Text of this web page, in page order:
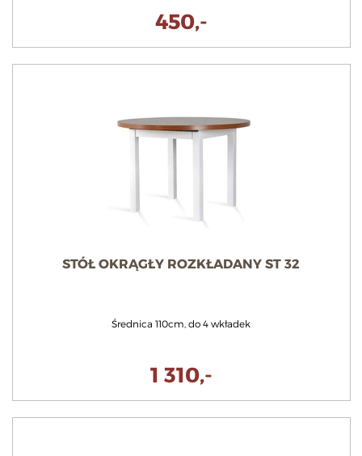
450,-
STÓŁ OKRĄGŁY ROZKŁADANY ST 32
Średnica 110cm, do 4 wkładek
1 310,-